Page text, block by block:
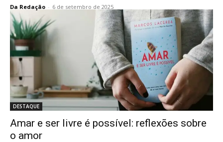
Da Redação - 6 de setembro de 2025
DESTAQUE
Amar e ser livre é possível: reflexões sobre
o amor